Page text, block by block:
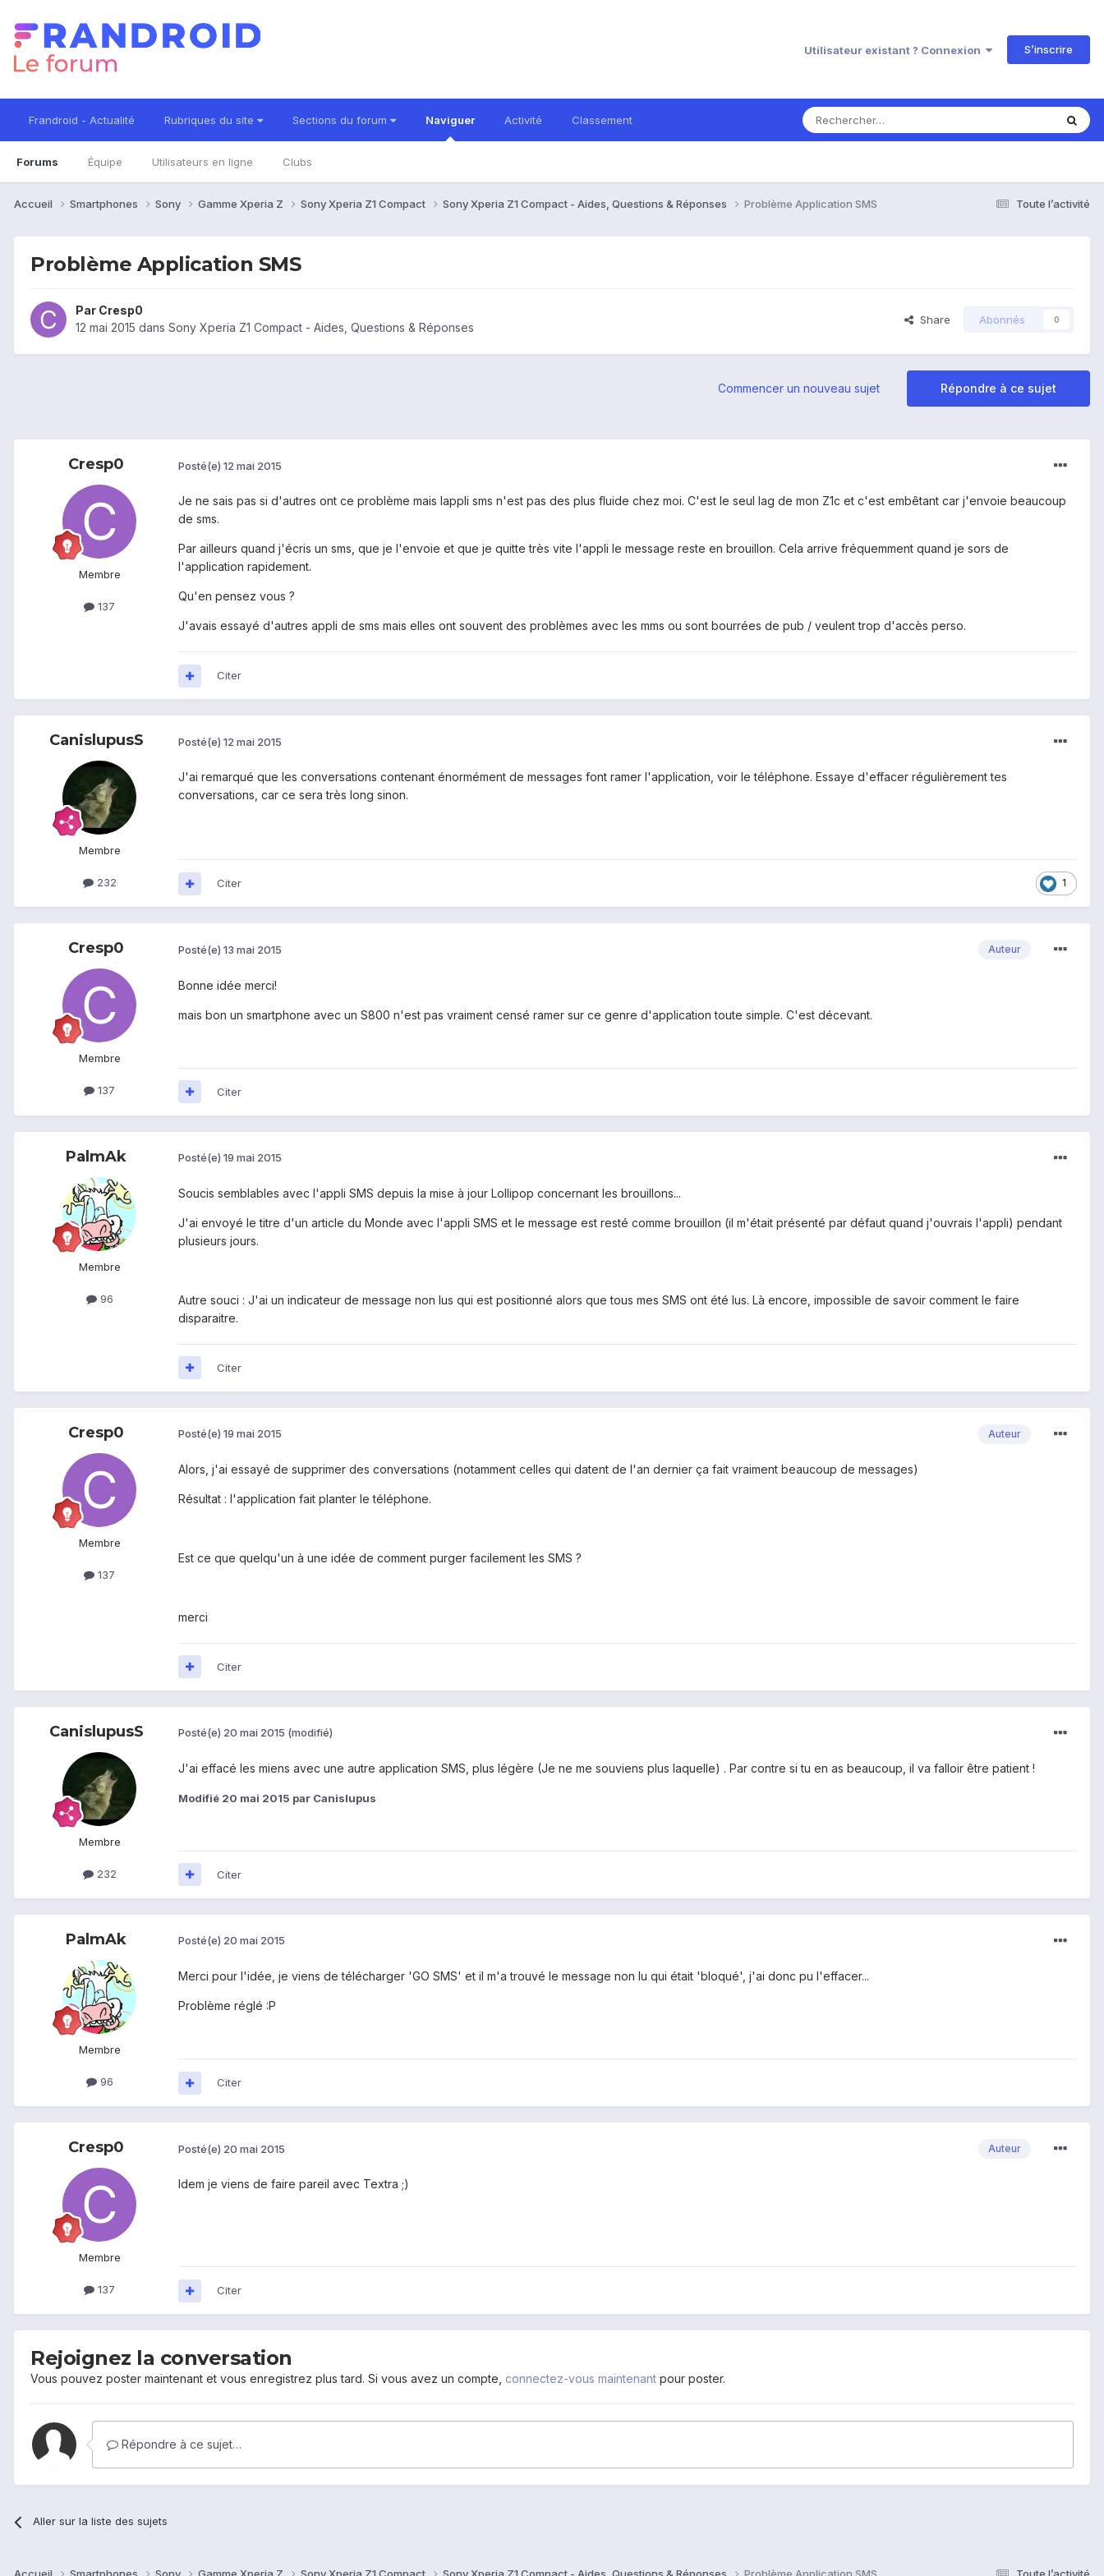
Utilisateur existant ? Connexion S’inscrire
Frandroid - Actualité Rubriques du site Sections du forum Naviguer
Forums Équipe Utilisateurs en ligne Clubs
Activité Classement
Toute l’activité
Accueil Smartphones Sony Gamme Xperia Z Sony Xperia Z1 Compact Sony Xperia Z1 Compact - Aides, Questions & Réponses Problème Application SMS
Problème Application SMS
Par Cresp0
12 mai 2015 dans Sony Xperia Z1 Compact - Aides, Questions & Réponses
Share Abonnés 0
Répondre à ce sujet
Commencer un nouveau sujet
Cresp0
Membre
137
Posté(e) 12 mai 2015
Je ne sais pas si d'autres ont ce problème mais lappli sms n'est pas des plus fluide chez moi. C'est le seul lag de mon Z1c et c'est embêtant car j'envoie beaucoup
de sms.
Par ailleurs quand j'écris un sms, que je l'envoie et que je quitte très vite l'appli le message reste en brouillon. Cela arrive fréquemment quand je sors de
l'application rapidement.
Qu'en pensez vous ?
J'avais essayé d'autres appli de sms mais elles ont souvent des problèmes avec les mms ou sont bourrées de pub / veulent trop d'accès perso.
Citer
CanislupusS
Membre
232
Posté(e) 12 mai 2015
J'ai remarqué que les conversations contenant énormément de messages font ramer l'application, voir le téléphone. Essaye d'effacer régulièrement tes
conversations, car ce sera très long sinon.
1
Citer
Cresp0
Membre
137
Auteur
Posté(e) 13 mai 2015
Bonne idée merci!
mais bon un smartphone avec un S800 n'est pas vraiment censé ramer sur ce genre d'application toute simple. C'est décevant.
Citer
PalmAk
Membre
96
Posté(e) 19 mai 2015
Soucis semblables avec l'appli SMS depuis la mise à jour Lollipop concernant les brouillons...
J'ai envoyé le titre d'un article du Monde avec l'appli SMS et le message est resté comme brouillon (il m'était présenté par défaut quand j'ouvrais l'appli) pendant
plusieurs jours.
Autre souci : J'ai un indicateur de message non lus qui est positionné alors que tous mes SMS ont été lus. Là encore, impossible de savoir comment le faire
disparaitre.
Citer
Cresp0
Membre
137
Auteur
Posté(e) 19 mai 2015
Alors, j'ai essayé de supprimer des conversations (notamment celles qui datent de l'an dernier ça fait vraiment beaucoup de messages)
Résultat : l'application fait planter le téléphone.
Est ce que quelqu'un à une idée de comment purger facilement les SMS ?
merci
Citer
CanislupusS
Membre
232
Posté(e) 20 mai 2015 (modifié)
J'ai effacé les miens avec une autre application SMS, plus légère (Je ne me souviens plus laquelle) . Par contre si tu en as beaucoup, il va falloir être patient !
Modifié 20 mai 2015 par Canislupus
Citer
PalmAk
Membre
96
Posté(e) 20 mai 2015
Merci pour l'idée, je viens de télécharger 'GO SMS' et il m'a trouvé le message non lu qui était 'bloqué', j'ai donc pu l'effacer...
Problème réglé :P
Citer
Cresp0
Membre
137
Auteur
Posté(e) 20 mai 2015
Idem je viens de faire pareil avec Textra ;)
Citer
Rejoignez la conversation
Vous pouvez poster maintenant et vous enregistrez plus tard. Si vous avez un compte, connectez-vous maintenant pour poster.
Répondre à ce sujet…
Aller sur la liste des sujets